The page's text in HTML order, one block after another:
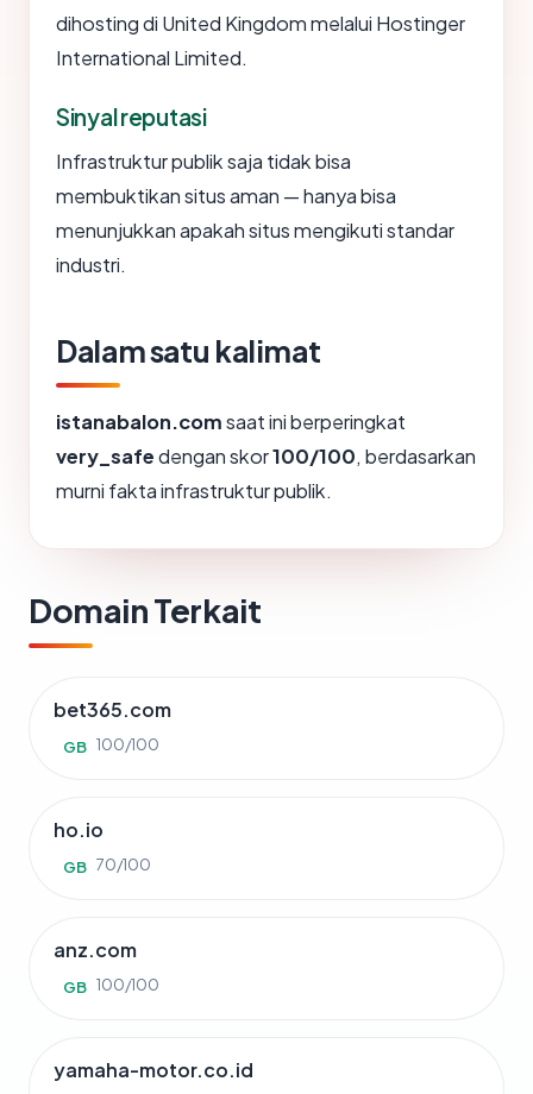
dihosting di United Kingdom melalui Hostinger
International Limited.
Sinyal reputasi
Infrastruktur publik saja tidak bisa
membuktikan situs aman — hanya bisa
menunjukkan apakah situs mengikuti standar
industri.
Dalam satu kalimat
istanabalon.comsaat ini berperingkat
very_safedengan skor100/100, berdasarkan
murni fakta infrastruktur publik.
Domain Terkait
bet365.com
GB 100/100
ho.io
GB 70/100
anz.com
GB 100/100
yamaha-motor.co.id